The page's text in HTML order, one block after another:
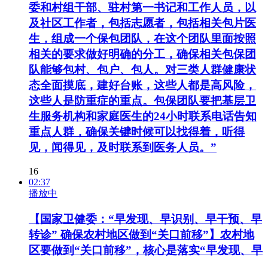
委和村组干部、驻村第一书记和工作人员，以
及社区工作者，包括志愿者，包括相关包片医
生，组成一个保包团队，在这个团队里面按照
相关的要求做好明确的分工，确保相关包保团
队能够包村、包户、包人。对三类人群健康状
态全面摸底，建好台账，这些人都是高风险，
这些人是防重症的重点。包保团队要把基层卫
生服务机构和家庭医生的24小时联系电话告知
重点人群，确保关键时候可以找得着，听得
见，闻得见，及时联系到医务人员。”
16
02:37
播放中
【国家卫健委：“早发现、早识别、早干预、早
转诊” 确保农村地区做到“关口前移”】农村地
区要做到“关口前移”，核心是落实“早发现、早